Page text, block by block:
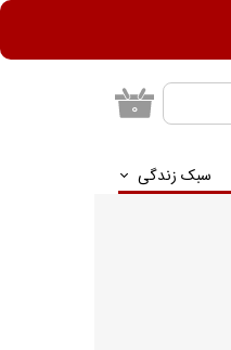
سبک زندگی
۰